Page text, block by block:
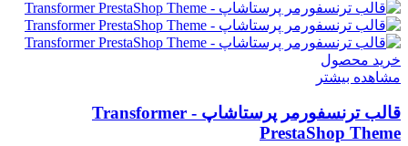
خرید محصول
مشاهده بیشتر
قالب ترنسفورمر پرستاشاپ - Transformer
PrestaShop Theme